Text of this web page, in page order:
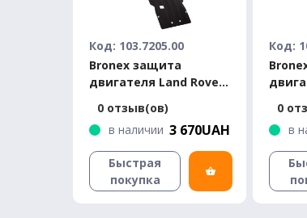
Код: 103.7205.00
Bronex защита
двигателя Land Rover
Standard
0 отзыв(ов)
в наличии 3 670UAH
Быстрая
покупка
Код:
0
в